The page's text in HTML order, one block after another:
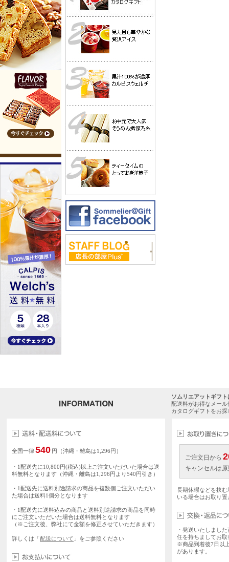
ソムリエアットギフ
配送料がお得なメー
カタログギフトをお
全国一律540 円（沖縄・離島は1,296円）
・1配送先に10,800円(税込)以上ご注文いただいた場合は送
料無料となります（沖縄・離島は1,296円より540円引き）
・1配送先に送料別途請求の商品を複数個ご注文いただい
た場合は送料1個分となります
・1配送先に送料込みの商品と送料別途請求の商品を同時
にご注文いただいた場合は送料無料となります
（※ご注文後、弊社にて金額を修正させていただきます）
詳しくは「配送について 」をご参照ください
ご注文日から
キャンセルは
長期休暇などを挟
いる場合はお取り
・発送いたしまし
任を持ちましてお
※商品到着後7日以
があります。